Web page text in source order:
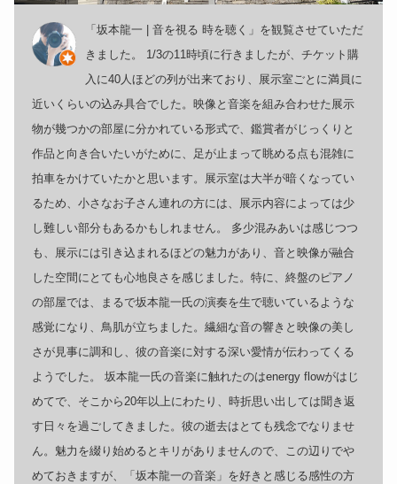
「坂本龍一 | 音を視る 時を聴く」を観覧させていただ
きました。 1/3の11時頃に行きましたが、チケット購
入に40人ほどの列が出来ており、展示室ごとに満員に
近いくらいの込み具合でした。映像と音楽を組み合わせた展示
物が幾つかの部屋に分かれている形式で、鑑賞者がじっくりと
作品と向き合いたいがために、足が止まって眺める点も混雑に
拍車をかけていたかと思います。展示室は大半が暗くなってい
るため、小さなお子さん連れの方には、展示内容によっては少
し難しい部分もあるかもしれません。 多少混みあいは感じつつ
も、展示には引き込まれるほどの魅力があり、音と映像が融合
した空間にとても心地良さを感じました。特に、終盤のピアノ
の部屋では、まるで坂本龍一氏の演奏を生で聴いているような
感覚になり、鳥肌が立ちました。繊細な音の響きと映像の美し
さが見事に調和し、彼の音楽に対する深い愛情が伝わってくる
ようでした。 坂本龍一氏の音楽に触れたのはenergy flowがはじ
めてで、そこから20年以上にわたり、時折思い出しては聞き返
す日々を過ごしてきました。彼の逝去はとても残念でなりませ
ん。魅力を綴り始めるとキリがありませんので、この辺りでや
めておきますが、「坂本龍一の音楽」を好きと感じる感性の方